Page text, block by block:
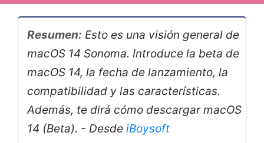
Resumen: Esto es una visión general de
macOS 14 Sonoma. Introduce la beta de
macOS 14, la fecha de lanzamiento, la
compatibilidad y las características.
Además, te dirá cómo descargar macOS
14 (Beta). - Desde iBoysoft